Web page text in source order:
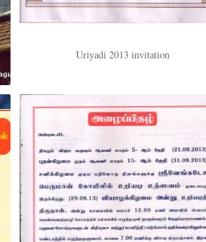
Uriyadi 2013 invitation